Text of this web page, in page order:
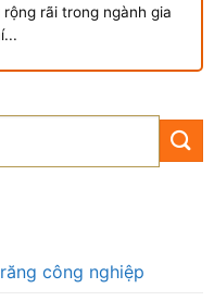
rãi trong ngành gia
công nghiệp